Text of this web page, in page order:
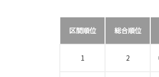
区間順位 総合順位
1 2